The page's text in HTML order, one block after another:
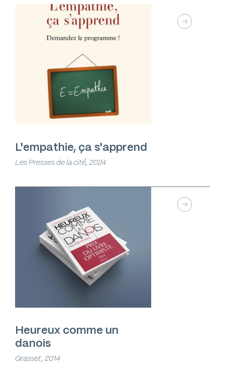
L'empathie, ça s'apprend
Les Presses de la cité, 2024
Heureux comme un
danois
Grasset, 2014